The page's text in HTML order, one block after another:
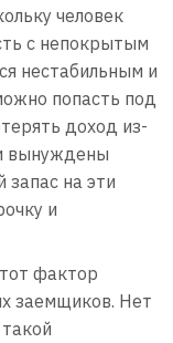
человек
с непокрытым
нестабильным и
попасть под
доход из-
вынуждены
запас на эти
и
фактор
заемщиков. Нет